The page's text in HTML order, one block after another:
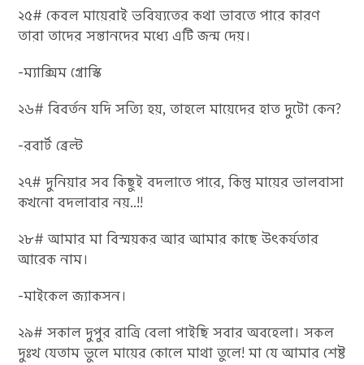
২৫# কেবল মায়েরাই ভবিষ্যতের কথা ভাবতে পারে কারণ
তারা তাদের সন্তানদের মধ্যে এটি জন্ম দেয়।
-ম্যাক্সিম গ্রোস্কি
২৬# বিবর্তন যদি সত্যি হয়, তাহলে মায়েদের হাত দুটো কেন?
-রবার্ট ব্রেল্ট
২৭# দুনিয়ার সব কিছুই বদলাতে পারে, কিন্তু মায়ের ভালবাসা
কখনো বদলাবার নয়..!!
২৮# আমার মা বিস্ময়কর আর আমার কাছে উৎকর্ষতার
আরেক নাম।
-মাইকেল জ্যাকসন।
২৯# সকাল দুপুর রাত্রি বেলা পাইছি সবার অবহেলা। সকল
দুঃখ যেতাম ভুলে মায়ের কোলে মাথা তুলে! মা যে আমার শেষ্ট